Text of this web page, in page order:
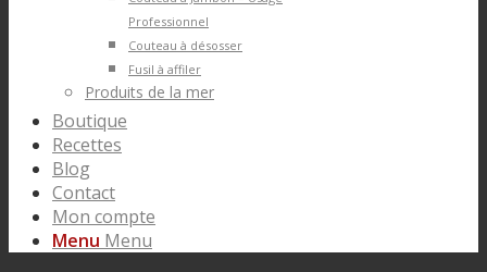
Professionnel
Couteau à désosser
Fusil à affiler
Produits de la mer
Boutique
Recettes
Blog
Contact
Mon compte
Menu Menu